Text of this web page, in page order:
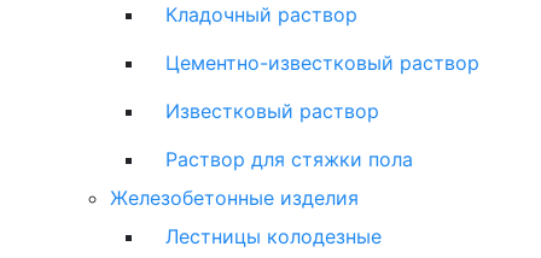
Кладочный раствор
Цементно-известковый раствор
Известковый раствор
Раствор для стяжки пола
Железобетонные изделия
Лестницы колодезные